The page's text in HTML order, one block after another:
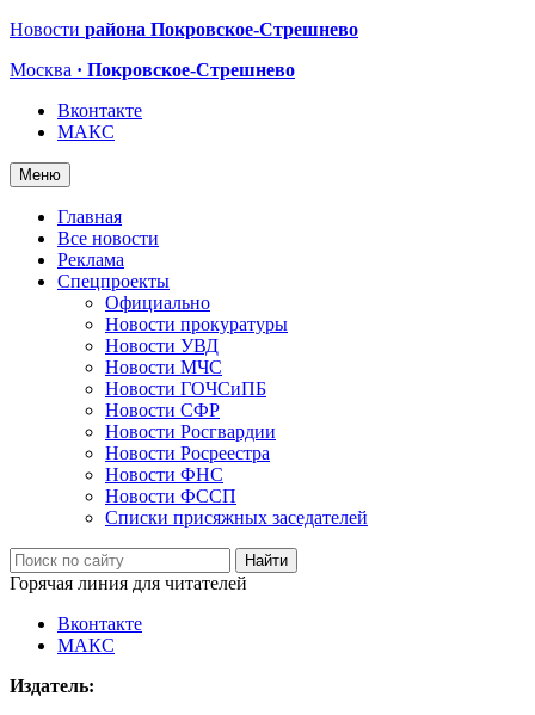
Новости района Покровское-Стрешнево
Москва · Покровское-Стрешнево
Вконтакте
МАКС
Меню
Главная
Все новости
Реклама
Спецпроекты
Официально
Новости прокуратуры
Новости УВД
Новости МЧС
Новости ГОЧСиПБ
Новости СФР
Новости Росгвардии
Новости Росреестра
Новости ФНС
Новости ФССП
Списки присяжных заседателей
Горячая линия для читателей
Вконтакте
МАКС
Издатель: